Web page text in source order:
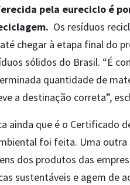
pela eureciclo é
Os resíduos
chegar à etapa final do
sólidos do Brasil. “É
quantidade de
a destinação correta”,
ainda que é o Certificado
foi feita. Uma outra
dos produtos das
sustentáveis e agem de